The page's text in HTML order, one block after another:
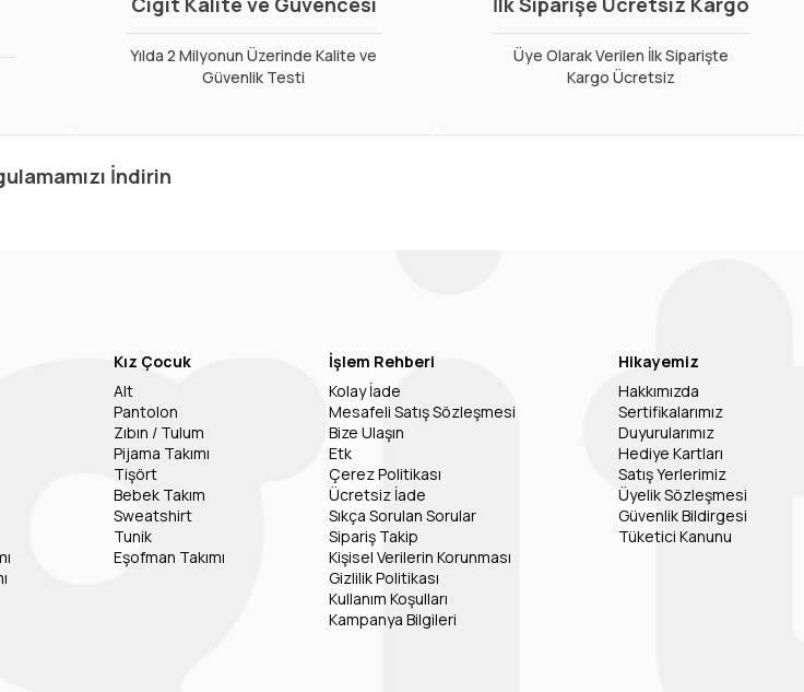
Yılda 2 Milyonun Üzerinde Kalite ve
Güvenlik Testi
Üye Olarak Verilen İlk Siparişte
Kargo Ücretsiz
İndirin
Kız Çocuk
Alt
Pantolon
Zıbın / Tulum
Pijama Takımı
Tişört
Bebek Takım
Sweatshirt
Tunik
Eşofman Takımı
İşlem Rehberi
Kolay İade
Mesafeli Satış Sözleşmesi
Bize Ulaşın
Etk
Çerez Politikası
Ücretsiz İade
Sıkça Sorulan Sorular
Sipariş Takip
Kişisel Verilerin Korunması
Gizlilik Politikası
Kullanım Koşulları
Kampanya Bilgileri
Hikayemiz
Hakkımızda
Sertifikalarımız
Duyurularımız
Hediye Kartları
Satış Yerlerimiz
Üyelik Sözleşmesi
Güvenlik Bildirgesi
Tüketici Kanunu